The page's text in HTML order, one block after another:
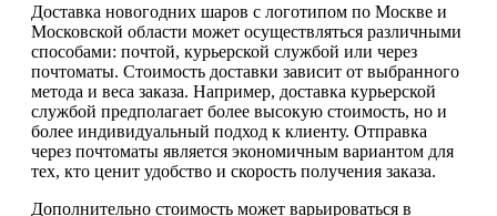
Доставка новогодних шаров с логотипом по Москве и
Московской области может осуществляться различными
способами: почтой, курьерской службой или через
почтоматы. Стоимость доставки зависит от выбранного
метода и веса заказа. Например, доставка курьерской
службой предполагает более высокую стоимость, но и
более индивидуальный подход к клиенту. Отправка
через почтоматы является экономичным вариантом для
тех, кто ценит удобство и скорость получения заказа.
Дополнительно стоимость может варьироваться в